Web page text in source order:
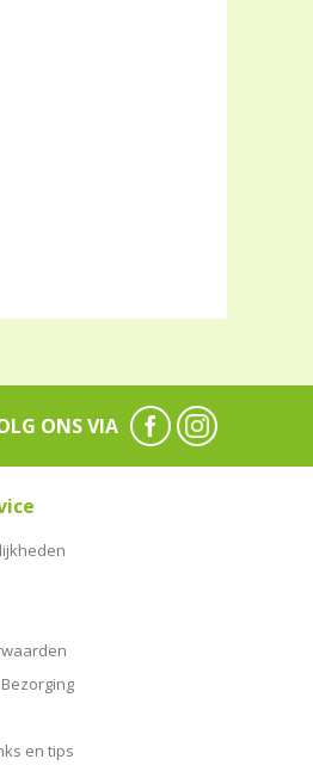
ONS VIA
en tips